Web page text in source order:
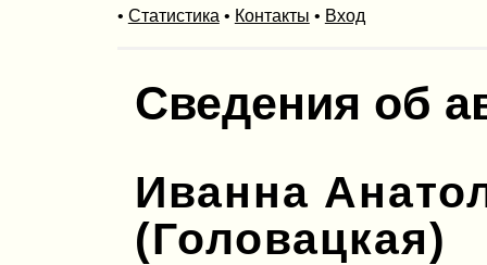
• Статистика • Контакты • Вход
Сведения об
Иванна
(Головацкая)